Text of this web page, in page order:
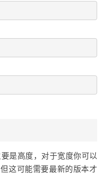
是高度，对于宽度你可以
这可能需要最新的版本才